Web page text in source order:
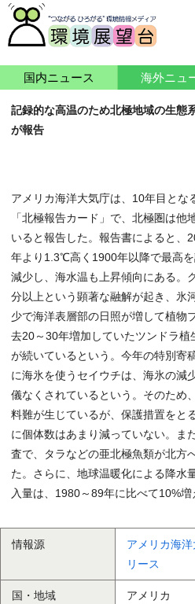
国内ニュース 海外ニュ
記録的な高温のため北極地域の生態
が報告
アメリカ海洋大気庁は、10年目とな
「北極報告カード」で、北極圏は
いると報告した。報告書によると、
年より1.3℃高く1900年以降で最高
減少し、海水温も上昇傾向にある。
分以上という顕著な融解が起き、氷
少で海洋表層部の日照が増して植物
去20～30年増加していたツンドラ
が続いているという。今年の特別寄
に海氷を使うセイウチは、海氷の減
儀なくされているという。そのため
料難が生じているが、保護措置をと
に個体数はあまり減っていない。ま
査で、タラなどの亜北極魚類が北方
た。さらに、地球温暖化による降水
入量は、1980～89年に比べて10%増
情報源
アメリカ海
リース
国・地域 アメリカ